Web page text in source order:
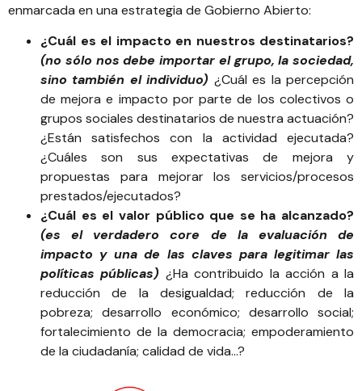
enmarcada en una estrategia de Gobierno Abierto:
¿Cuál es el impacto en nuestros destinatarios?
(no sólo nos debe importar el grupo, la sociedad,
sino también el individuo) ¿Cuál es la percepción
de mejora e impacto por parte de los colectivos o
grupos sociales destinatarios de nuestra actuación?
¿Están satisfechos con la actividad ejecutada?
¿Cuáles son sus expectativas de mejora y
propuestas para mejorar los servicios/procesos
prestados/ejecutados?
¿Cuál es el valor público que se ha alcanzado?
(es el verdadero core de la evaluación de
impacto y una de las claves para legitimar las
políticas públicas) ¿Ha contribuido la acción a la
reducción de la desigualdad; reducción de la
pobreza; desarrollo económico; desarrollo social;
fortalecimiento de la democracia; empoderamiento
de la ciudadanía; calidad de vida…?